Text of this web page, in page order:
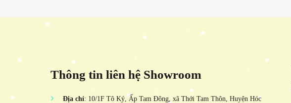
Thông tin liên hệ Showroom
Địa chỉ: 10/1F Tô Ký, Ấp Tam Đông, xã Thới Tam Thôn, Huyện Hóc